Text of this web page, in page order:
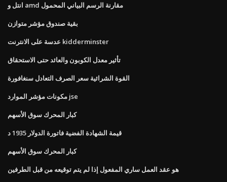
انتل و amd مقارنة الرسم البياني المحمول
بقية صندوق مؤشر متوازن
عدسة على الانترنت kidderminster
تأثير معدل الكوبون والعائد حتى الاستحقاق
القوة الشرائية سعر الصرف التعادل سنغافورة
مكونات مؤشر الموارد jse
كبار المحرك سوق الأسهم
قيمة الشهادة الفضية فاتورة الدولار 1935 د
كبار المحرك سوق الأسهم
هو عقد العمل ساري المفعول إذا لم يتم توقيعه من قبل الطرفين